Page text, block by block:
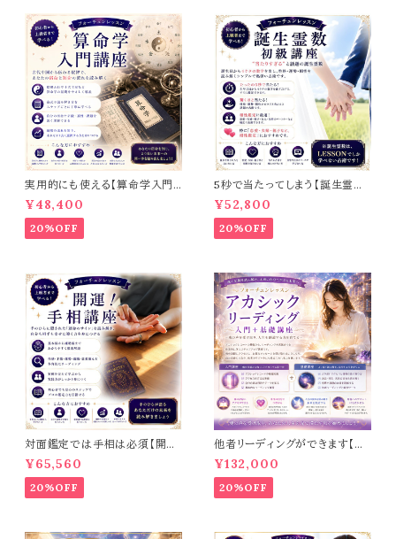
実用的にも使える【算命学入門
講座】
¥48,400
20%OFF
5秒で当たってしまう【誕生霊数
初級講座】
¥52,800
20%OFF
対面鑑定では手相は必須【開
運！手相講座】初級＋中級編
¥65,560
20%OFF
他者リーディングができます【ア
カシックリーディング入門＋基礎
講座】DVD3枚プレゼント中！
¥132,000
20%OFF